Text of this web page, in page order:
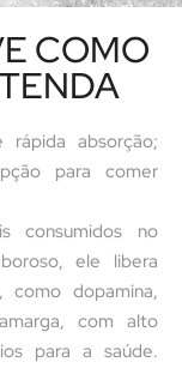
COMO
absorção;
para comer
consumidos no
ele libera
como dopamina,
com alto
para a saúde.